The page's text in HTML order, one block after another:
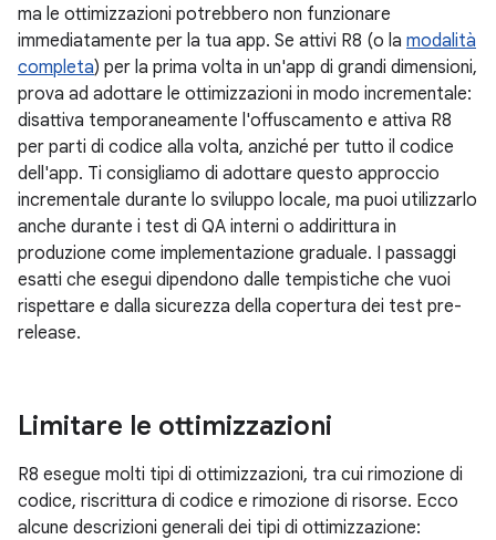
ma le ottimizzazioni potrebbero non funzionare
immediatamente per la tua app. Se attivi R8 (o la modalità
completa) per la prima volta in un'app di grandi dimensioni,
prova ad adottare le ottimizzazioni in modo incrementale:
disattiva temporaneamente l'offuscamento e attiva R8
per parti di codice alla volta, anziché per tutto il codice
dell'app. Ti consigliamo di adottare questo approccio
incrementale durante lo sviluppo locale, ma puoi utilizzarlo
anche durante i test di QA interni o addirittura in
produzione come implementazione graduale. I passaggi
esatti che esegui dipendono dalle tempistiche che vuoi
rispettare e dalla sicurezza della copertura dei test pre-
release.
Limitare le ottimizzazioni
R8 esegue molti tipi di ottimizzazioni, tra cui rimozione di
codice, riscrittura di codice e rimozione di risorse. Ecco
alcune descrizioni generali dei tipi di ottimizzazione: